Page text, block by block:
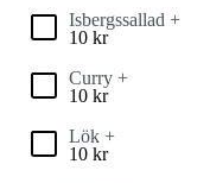
Isbergssallad +
10 kr
Curry +
10 kr
Lök +
10 kr